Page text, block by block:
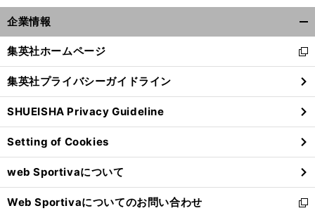
企業情報
閉
る
集英社ホームページ
新
し
い
ウ
ィ
ン
ド
ウ
で
開
く
集英社プライバシーガイドライン
SHUEISHA Privacy Guideline
Setting of Cookies
web Sportivaについて
Web Sportivaについてのお問い合わせ
新